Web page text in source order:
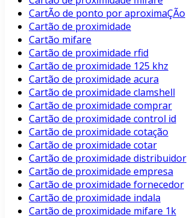
CartÃo de ponto por aproximaÇÃo
Cartão de proximidade
Cartão mifare
Cartão de proximidade rfid
Cartão de proximidade 125 khz
Cartão de proximidade acura
Cartão de proximidade clamshell
Cartão de proximidade comprar
Cartão de proximidade control id
Cartão de proximidade cotação
Cartão de proximidade cotar
Cartão de proximidade distribuidor
Cartão de proximidade empresa
Cartão de proximidade fornecedor
Cartão de proximidade indala
Cartão de proximidade mifare 1k